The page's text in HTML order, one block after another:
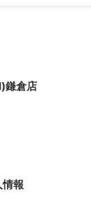
鎌倉店
報